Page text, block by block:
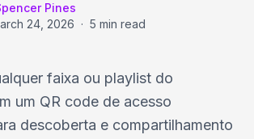
Pines
24, 2026 · 5 min read
faixa ou playlist do
um QR code de acesso
descoberta e compartilhamento